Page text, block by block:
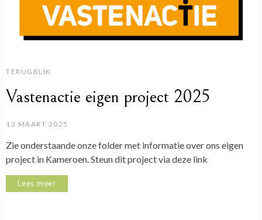
TERUGBLIK
Vastenactie eigen project 2025
13 MAART 2025
Zie onderstaande onze folder met informatie over ons eigen
project in Kameroen. Steun dit project via deze link
Lees meer